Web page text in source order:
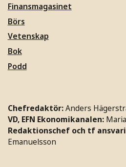
Finansmagasinet
Börs
Vetenskap
Bok
Podd
Chefredaktör:Anders
VD, EFN Ekonomikanalen:
Redaktionschef och tf
Emanuelsson